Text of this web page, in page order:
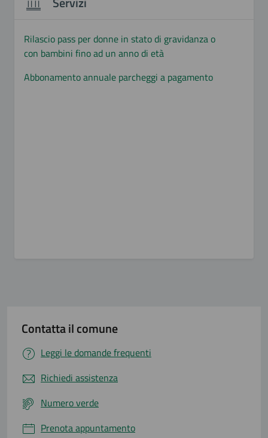
Rilascio pass per donne in stato di gravidanza o
con bambini fino ad un anno di età
Abbonamento annuale parcheggi a pagamento
Contatta il comune
Leggi le domande frequenti
Richiedi assistenza
Numero verde
Prenota appuntamento